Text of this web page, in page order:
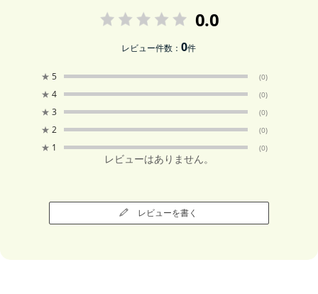
0.0
レビュー件数：0件
★ 5 (0)
★ 4 (0)
★ 3 (0)
★ 2 (0)
★ 1 (0)
レビューはありません。
レビューを書く